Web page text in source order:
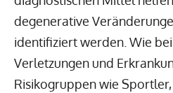
degenerative
identifiziert werden. Wie
Verletzungen und
Risikogruppen wie